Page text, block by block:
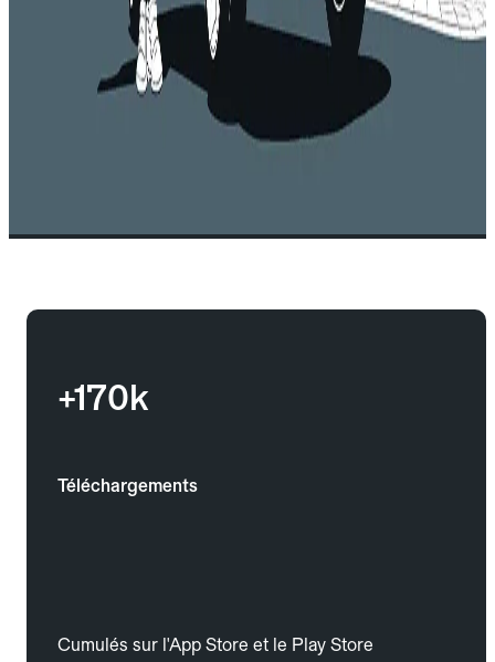
+170k
Téléchargements
Cumulés sur l'App Store et le Play Store